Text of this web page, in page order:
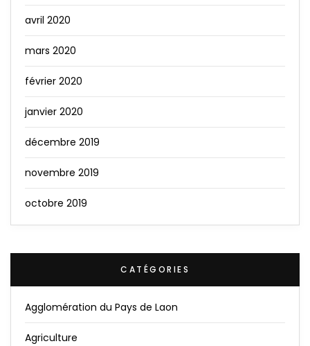
avril 2020
mars 2020
février 2020
janvier 2020
décembre 2019
novembre 2019
octobre 2019
CATÉGORIES
Agglomération du Pays de Laon
Agriculture